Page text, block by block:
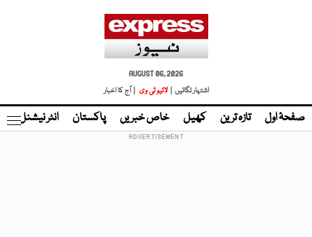
AUGUST 06, 2026
اشتہار لگائیں |
لائیو ٹی وی | آج کا اخبار
صفحۂ اول تازہ ترین کھیل خاص خبریں پاکستان انٹر نیشنل